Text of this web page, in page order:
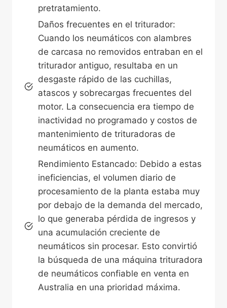
pretratamiento.
Daños frecuentes en el triturador:
Cuando los neumáticos con alambres
de carcasa no removidos entraban en el
triturador antiguo, resultaba en un
desgaste rápido de las cuchillas,
atascos y sobrecargas frecuentes del
motor. La consecuencia era tiempo de
inactividad no programado y costos de
mantenimiento de trituradoras de
neumáticos en aumento.
Rendimiento Estancado: Debido a estas
ineficiencias, el volumen diario de
procesamiento de la planta estaba muy
por debajo de la demanda del mercado,
lo que generaba pérdida de ingresos y
una acumulación creciente de
neumáticos sin procesar. Esto convirtió
la búsqueda de una máquina trituradora
de neumáticos confiable en venta en
Australia en una prioridad máxima.